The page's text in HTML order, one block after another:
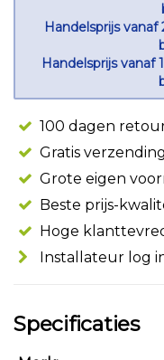
Handelsprijs
Handelsprijs vanaf
100 dagen
Gratis
Grote eigen
Beste prijs-
Hoge
Installateur log
Specificaties